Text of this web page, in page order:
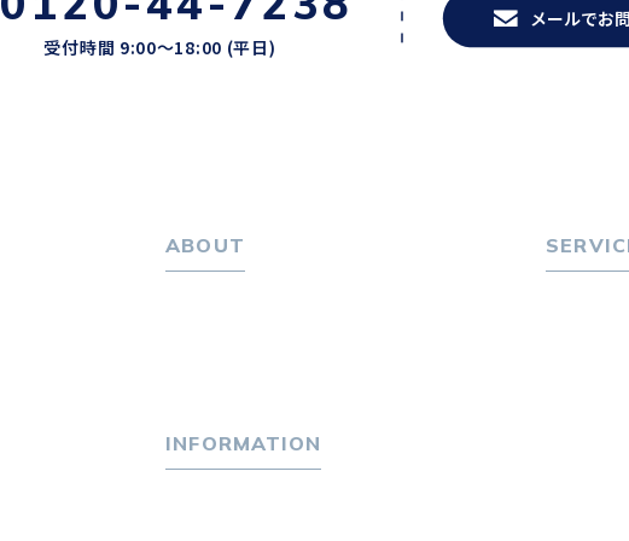
受付時間 9:00〜18:00 (平日)
メールでお
ABOUT
INFORMATION